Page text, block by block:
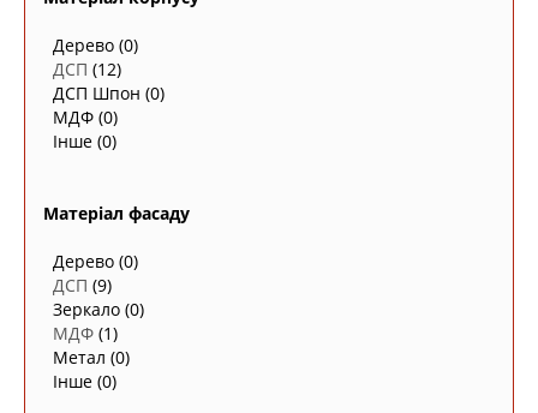
Дерево (0)
ДСП (12)
ДСП Шпон (0)
МДФ (0)
Інше (0)
Матеріал фасаду
Дерево (0)
ДСП (9)
Зеркало (0)
МДФ (1)
Метал (0)
Інше (0)